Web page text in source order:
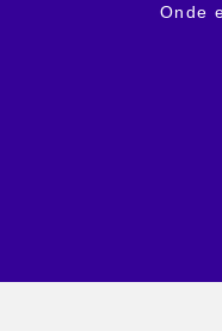
Onde